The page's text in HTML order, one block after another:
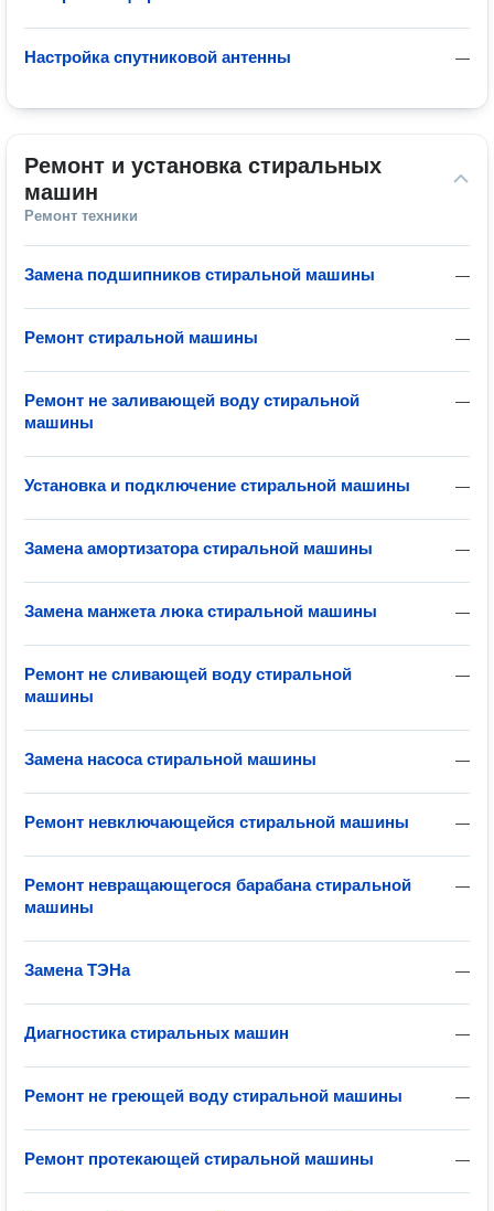
—
Настройка спутниковой антенны
Ремонт и установка стиральных
машин
Ремонт техники
—
Замена подшипников стиральной машины
—
Ремонт стиральной машины
—
Ремонт не заливающей воду стиральной
машины
—
Установка и подключение стиральной машины
—
Замена амортизатора стиральной машины
—
Замена манжета люка стиральной машины
—
Ремонт не сливающей воду стиральной
машины
—
Замена насоса стиральной машины
—
Ремонт невключающейся стиральной машины
—
Ремонт невращающегося барабана стиральной
машины
—
Замена ТЭНа
—
Диагностика стиральных машин
—
Ремонт не греющей воду стиральной машины
—
Ремонт протекающей стиральной машины